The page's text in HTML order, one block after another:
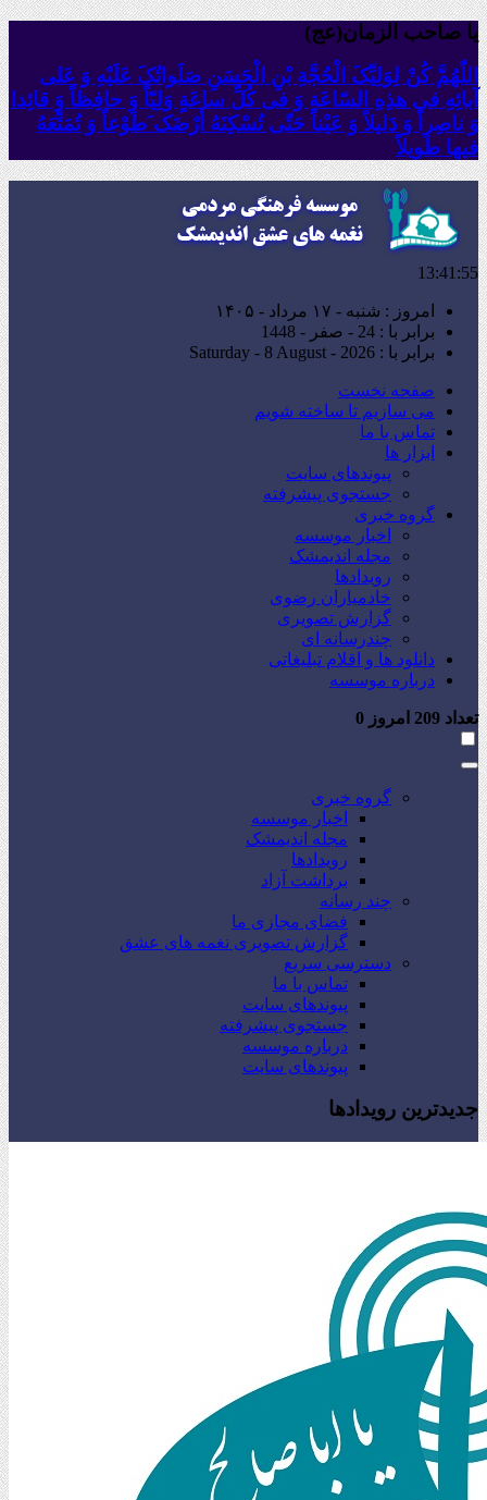
یا صاحب الزمان(عج)
اللّهُمَّ کُنْ لِوَلِیِّکَ الْحُجَّةِ بْنِ الْحَسَنِ صَلَواتُکَ عَلَیْهِ وَ عَلى
آبائِهِ فی هذِهِ السّاعَةِ وَ فی کُلِّ ساعَةٍ وَلِیّاً وَ حافِظاً وَ قائِدا
‏وَ ناصِراً وَ دَلیلاً وَ عَیْناً حَتّى تُسْکِنَهُ أَرْضَک َطَوْعاً وَ تُمَتِّعَهُ
فیها طَویلاً
13:41:56
امروز : شنبه - ۱۷ مرداد - ۱۴۰۵
برابر با : 24 - صفر - 1448
برابر با : Saturday - 8 August - 2026
صفحه نخست
می سازیم تا ساخته شویم
تماس با ما
ابزار ها
پیوندهای سایت
جستجوی پیشرفته
گروه خبری
اخبار موسسه
مجله اندیمشک
رویدادها
خادمیاران رضوی
گزارش تصویری
چندرسانه ای
دانلود ها و اقلام تبلیغاتی
درباره موسسه
تعداد امروز 0
گروه خبری
اخبار موسسه
مجله اندیمشک
رویدادها
برداشت آزاد
چند رسانه
فضای مجازی ما
گزارش تصویری نغمه های عشق
دسترسی سریع
تماس با ما
پیوندهای سایت
جستجوی پیشرفته
درباره موسسه
پیوندهای سایت
جدیدترین رویدادها